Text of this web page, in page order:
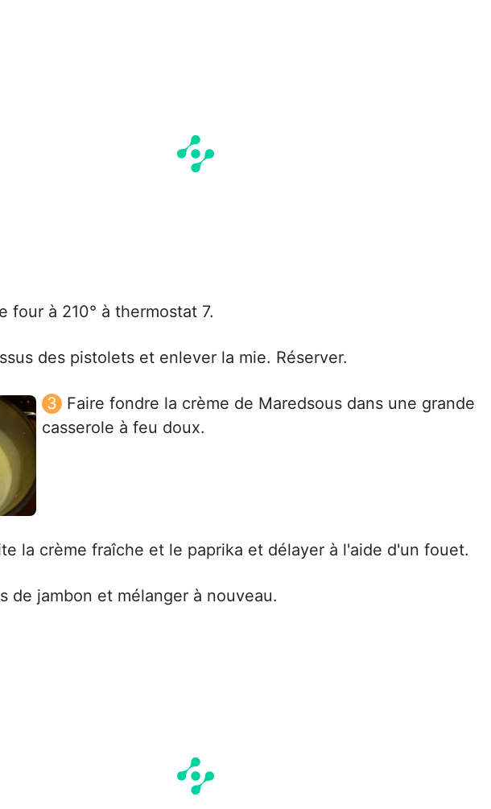
four à 210° à thermostat 7.
des pistolets et enlever la mie. Réserver.
Faire fondre la crème de Maredsous dans une grande
casserole à feu doux.
la crème fraîche et le paprika et délayer à l'aide d'un fouet.
de jambon et mélanger à nouveau.